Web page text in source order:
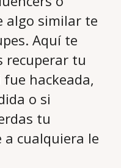
algo similar te
Aquí te
recuperar tu
hackeada,
o si
tu
a cualquiera le